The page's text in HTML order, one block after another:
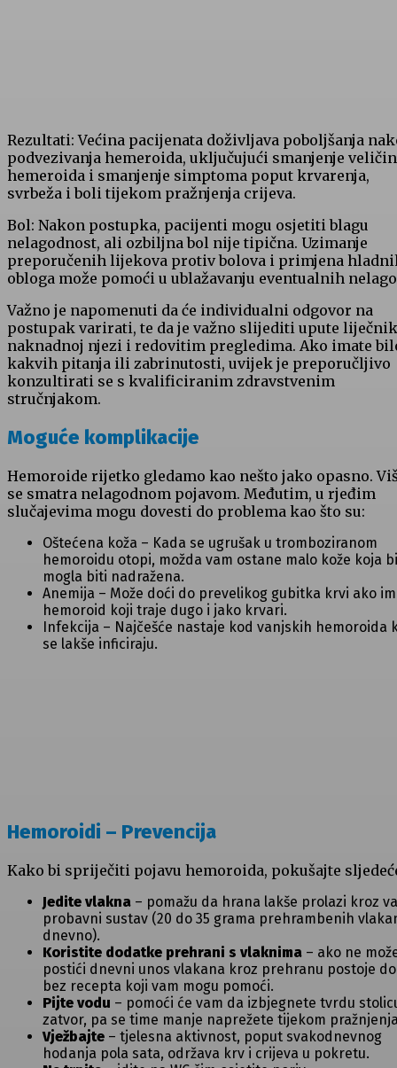
Rezultati: Većina pacijenata doživljava poboljšanja
podvezivanja hemeroida, uključujući smanjenje
hemeroida i smanjenje simptoma poput krvarenja,
svrbeža i boli tijekom pražnjenja crijeva.
Bol: Nakon postupka, pacijenti mogu osjetiti blagu
nelagodnost, ali ozbiljna bol nije tipična. Uzimanje
preporučenih lijekova protiv bolova i primjena
obloga može pomoći u ublažavanju eventualnih
Važno je napomenuti da će individualni odgovor na
postupak varirati, te da je važno slijediti upute
naknadnoj njezi i redovitim pregledima. Ako imate
kakvih pitanja ili zabrinutosti, uvijek je preporučljivo
konzultirati se s kvalificiranim zdravstvenim
stručnjakom.
Moguće komplikacije
Hemoroide rijetko gledamo kao nešto jako opasno.
se smatra nelagodnom pojavom. Međutim, u rjeđim
slučajevima mogu dovesti do problema kao što su:
Oštećena koža – Kada se ugrušak u tromboziranom
hemoroidu otopi, možda vam ostane malo kože koja bi
mogla biti nadražena.
Anemija – Može doći do prevelikog gubitka krvi ako
hemoroid koji traje dugo i jako krvari.
Infekcija – Najčešće nastaje kod vanjskih hemoroida
se lakše inficiraju.
Hemoroidi – Prevencija
Kako bi spriječiti pojavu hemoroida, pokušajte
Jedite vlakna – pomažu da hrana lakše prolazi kroz
probavni sustav (20 do 35 grama prehrambenih
dnevno).
Koristite dodatke prehrani s vlaknima – ako ne
postići dnevni unos vlakana kroz prehranu postoje
bez recepta koji vam mogu pomoći.
Pijte vodu – pomoći će vam da izbjegnete tvrdu
zatvor, pa se time manje naprežete tijekom
Vježbajte – tjelesna aktivnost, poput svakodnevnog
hodanja pola sata, održava krv i crijeva u pokretu.